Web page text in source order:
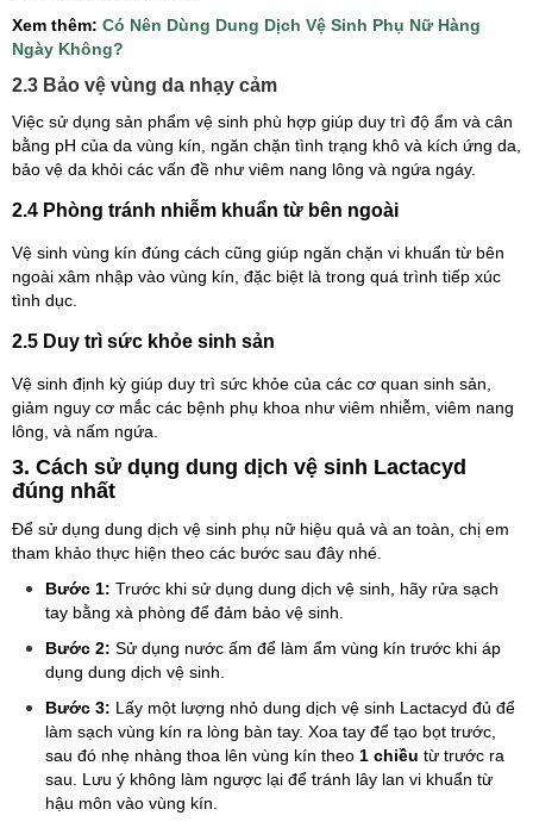
Xem thêm: Có Nên Dùng Dung Dịch Vệ Sinh Phụ Nữ Hàng
Ngày Không?
2.3 Bảo vệ vùng da nhạy cảm
Việc sử dụng sản phẩm vệ sinh phù hợp giúp duy trì độ ẩm và cân
bằng pH của da vùng kín, ngăn chặn tình trạng khô và kích ứng da,
bảo vệ da khỏi các vấn đề như viêm nang lông và ngứa ngáy.
2.4 Phòng tránh nhiễm khuẩn từ bên ngoài
Vệ sinh vùng kín đúng cách cũng giúp ngăn chặn vi khuẩn từ bên
ngoài xâm nhập vào vùng kín, đặc biệt là trong quá trình tiếp xúc
tình dục.
2.5 Duy trì sức khỏe sinh sản
Vệ sinh định kỳ giúp duy trì sức khỏe của các cơ quan sinh sản,
giảm nguy cơ mắc các bệnh phụ khoa như viêm nhiễm, viêm nang
lông, và nấm ngứa.
3. Cách sử dụng dung dịch vệ sinh Lactacyd
đúng nhất
Để sử dụng dung dịch vệ sinh phụ nữ hiệu quả và an toàn, chị em
tham khảo thực hiện theo các bước sau đây nhé.
Bước 1: Trước khi sử dụng dung dịch vệ sinh, hãy rửa sạch
tay bằng xà phòng để đảm bảo vệ sinh.
Bước 2: Sử dụng nước ấm để làm ẩm vùng kín trước khi áp
dụng dung dịch vệ sinh.
Bước 3: Lấy một lượng nhỏ dung dịch vệ sinh Lactacyd đủ để
làm sạch vùng kín ra lòng bàn tay. Xoa tay để tạo bọt trước,
sau đó nhẹ nhàng thoa lên vùng kín theo 1 chiều từ trước ra
sau. Lưu ý không làm ngược lại để tránh lây lan vi khuẩn từ
hậu môn vào vùng kín.